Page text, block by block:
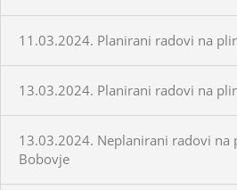
11.03.2024. Planirani radovi na
13.03.2024. Planirani radovi na
13.03.2024. Neplanirani radovi na
Bobovje